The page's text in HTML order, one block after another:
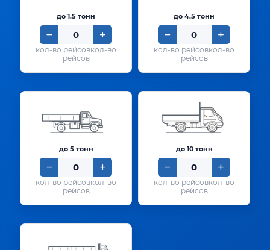
до 1.5 тонн
кол-во
рейсов
до 4.5 тонн
кол-во
рейсов
до 5 тонн
кол-во
рейсов
до 10 тонн
кол-во
рейсов